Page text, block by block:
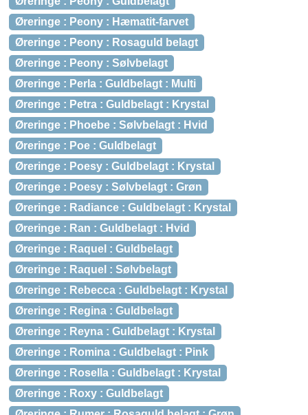
Øreringe : Peony : Hæmatit-farvet
Øreringe : Peony : Rosaguld belagt
Øreringe : Peony : Sølvbelagt
Øreringe : Perla : Guldbelagt : Multi
Øreringe : Petra : Guldbelagt : Krystal
Øreringe : Phoebe : Sølvbelagt : Hvid
Øreringe : Poe : Guldbelagt
Øreringe : Poesy : Guldbelagt : Krystal
Øreringe : Poesy : Sølvbelagt : Grøn
Øreringe : Radiance : Guldbelagt : Krystal
Øreringe : Ran : Guldbelagt : Hvid
Øreringe : Raquel : Guldbelagt
Øreringe : Raquel : Sølvbelagt
Øreringe : Rebecca : Guldbelagt : Krystal
Øreringe : Regina : Guldbelagt
Øreringe : Reyna : Guldbelagt : Krystal
Øreringe : Romina : Guldbelagt : Pink
Øreringe : Rosella : Guldbelagt : Krystal
Øreringe : Roxy : Guldbelagt